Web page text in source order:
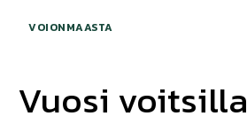
VOIONMAASTA
Vuosi voitsilla